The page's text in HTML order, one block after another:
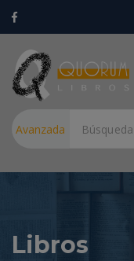
Avanzada
Libros